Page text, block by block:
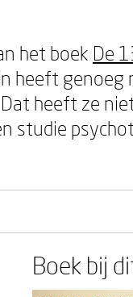
het boek De
heeft genoeg
heeft ze
studie
Boek bij